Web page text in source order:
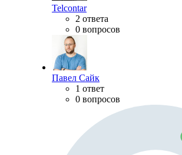
Telcontar
2 ответа
0 вопросов
Павел Сайк
1 ответ
0 вопросов